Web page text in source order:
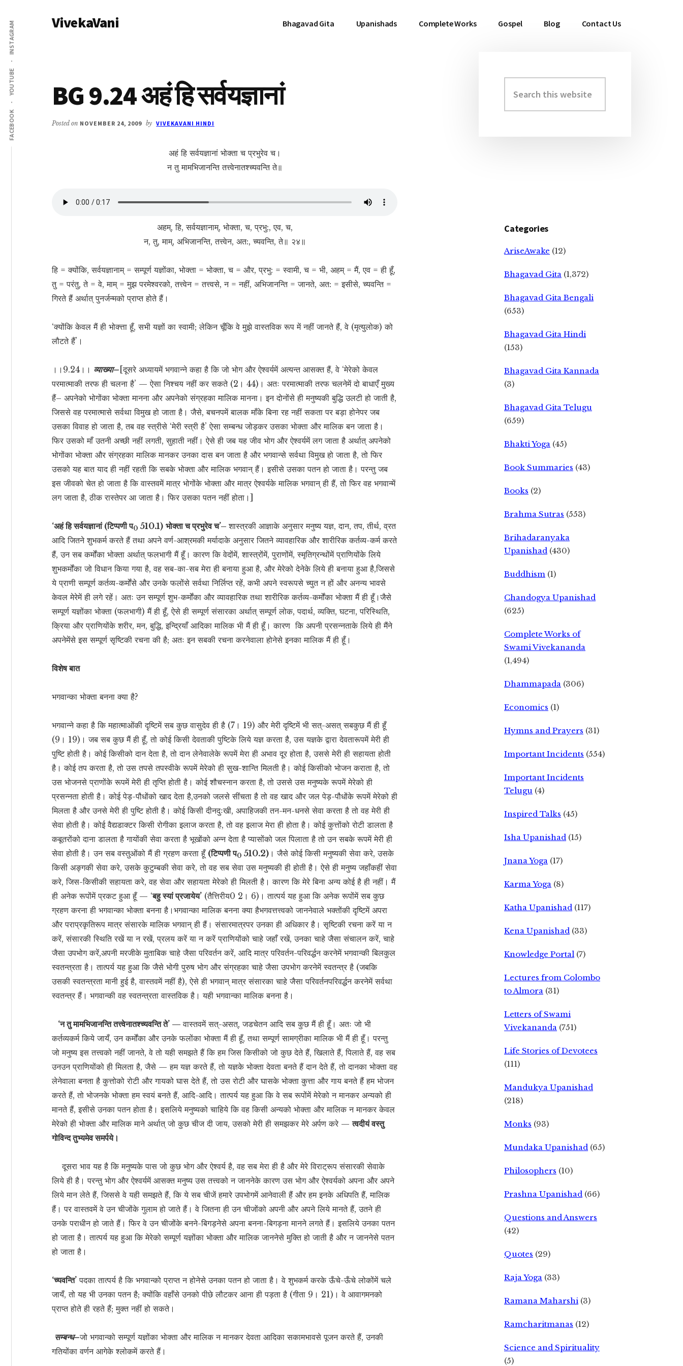
main
content
primary
sidebar
Additional
menu
FACEBOOK
YOUTUBE
INSTAGRAM VivekaVani Bhagavad Gita Upanishads Complete Works Gospel Blog Contact Us
BG 9.24 अहं हि सर्वयज्ञानां
Posted on NOVEMBER 24, 2009 by VIVEKAVANI HINDI
अहं हि सर्वयज्ञानां भोक्ता च प्रभुरेव च।
न तु मामभिजानन्ति तत्त्वेनातश्च्यवन्ति ते॥
अहम्, हि, सर्वयज्ञानाम्, भोक्ता, च, प्रभु:, एव, च,
न, तु, माम्, अभिजानन्ति, तत्त्वेन, अत:, च्यवन्ति, ते॥ २४॥
हि = क्योंकि, सर्वयज्ञानाम् = सम्पूर्ण यज्ञोंका, भोक्ता = भोक्ता, च = और, प्रभु: = स्वामी, च = भी, अहम् = मैं, एव = ही हूँ,
तु = परंतु, ते = वे, माम् = मुझ परमेश्वरको, तत्त्वेन = तत्त्वसे, न = नहीं, अभिजानन्ति = जानते, अत: = इसीसे, च्यवन्ति =
गिरते हैं अर्थात् पुनर्जन्मको प्राप्त होते हैं।
‘क्योंकि केवल मैं ही भोक्त्ता हूँ, सभी यज्ञों का स्वामी; लेकिन चूँकि वे मुझे वास्तविक रूप में नहीं जानते हैं, वे (मृत्युलोक) को
लौटते हैं’।
।।9.24।। व्याख्या– [दूसरे अध्यायमें भगवान्ने कहा है कि जो भोग और ऐश्वर्यमें अत्यन्त आसक्त हैं, वे ‘मेरेको केवल
परमात्माकी तरफ ही चलना है’ — ऐसा निश्चय नहीं कर सकते (2। 44)। अतः परमात्माकी तरफ चलनेमें दो बाधाएँ मुख्य
हैं– अपनेको भोगोंका भोक्ता मानना और अपनेको संग्रहका मालिक मानना। इन दोनोंसे ही मनुष्यकी बुद्धि उलटी हो जाती है,
जिससे वह परमात्मासे सर्वथा विमुख हो जाता है। जैसे, बचनपमें बालक माँके बिना रह नहीं सकता पर बड़ा होनेपर जब
उसका विवाह हो जाता है, तब वह स्त्रीसे ‘मेरी स्त्री है’ ऐसा सम्बन्ध जोड़कर उसका भोक्ता और मालिक बन जाता है।
फिर उसको माँ उतनी अच्छी नहीं लगती, सुहाती नहीं। ऐसे ही जब यह जीव भोग और ऐश्वर्यमें लग जाता है अर्थात् अपनेको
भोगोंका भोक्ता और संग्रहका मालिक मानकर उनका दास बन जाता है और भगवान्से सर्वथा विमुख हो जाता है, तो फिर
उसको यह बात याद ही नहीं रहती कि सबके भोक्ता और मालिक भगवान् हैं। इसीसे उसका पतन हो जाता है। परन्तु जब
इस जीवको चेत हो जाता है कि वास्तवमें मात्र भोगोंके भोक्ता और मात्र ऐश्वर्यके मालिक भगवान् ही हैं, तो फिर वह भगवान्में
लग जाता है, ठीक रास्तेपर आ जाता है। फिर उसका पतन नहीं होता।]
‘अहं हि सर्वयज्ञानां (टिप्पणी प0 510.1) भोक्ता च प्रभुरेव च’–शास्त्रकी आज्ञाके अनुसार मनुष्य यज्ञ, दान, तप, तीर्थ, व्रत
आदि जितने शुभकर्म करते हैं तथा अपने वर्ण-आश्रमकी मर्यादाके अनुसार जितने व्यावहारिक और शारीरिक कर्तव्य-कर्म करते
हैं, उन सब कर्मोंका भोक्ता अर्थात् फलभागी मैं हूँ। कारण कि वेदोंमें, शास्त्रोंमें, पुराणोंमें, स्मृतिग्रन्थोंमें प्राणियोंके लिये
शुभकर्मोंका जो विधान किया गया है, वह सब-का-सब मेरा ही बनाया हुआ है, और मेरेको देनेके लिये ही बनाया हुआ है,जिससे
ये प्राणी सम्पूर्ण कर्तव्य-कर्मोंसे और उनके फलोंसे सर्वथा निर्लिप्त रहें, कभी अपने स्वरूपसे च्युत न हों और अनन्य भावसे
केवल मेरेमें ही लगे रहें। अतः उन सम्पूर्ण शुभ-कर्मोंका और व्यावहारिक तथा शारीरिक कर्तव्य-कर्मोंका भोक्ता मैं ही हूँ।जैसे
सम्पूर्ण यज्ञोंका भोक्ता (फलभागी) मैं ही हूँ, ऐसे ही सम्पूर्ण संसारका अर्थात् सम्पूर्ण लोक, पदार्थ, व्यक्ति, घटना, परिस्थिति,
क्रिया और प्राणियोंके शरीर, मन, बुद्धि, इन्द्रियाँ आदिका मालिक भी मैं ही हूँ। कारण कि अपनी प्रसन्नताके लिये ही मैंने
अपनेमेंसे इस सम्पूर्ण सृष्टिकी रचना की है; अतः इन सबकी रचना करनेवाला होनेसे इनका मालिक मैं ही हूँ।
विशेष बात
भगवान्का भोक्ता बनना क्या है?
भगवान्ने कहा है कि महात्माओंकी दृष्टिमें सब कुछ वासुदेव ही है (7। 19) और मेरी दृष्टिमें भी सत्-असत् सबकुछ मैं ही हूँ
(9। 19)। जब सब कुछ मैं ही हूँ, तो कोई किसी देवताकी पुष्टिके लिये यज्ञ करता है, उस यज्ञके द्वारा देवतारूपमें मेरी ही
पुष्टि होती है। कोई किसीको दान देता है, तो दान लेनेवालेके रूपमें मेरा ही अभाव दूर होता है, उससे मेरी ही सहायता होती
है। कोई तप करता है, तो उस तपसे तपस्वीके रूपमें मेरेको ही सुख-शान्ति मिलती है। कोई किसीको भोजन कराता है, तो
उस भोजनसे प्राणोंके रूपमें मेरी ही तृप्ति होती है। कोई शौचस्नान करता है, तो उससे उस मनुष्यके रूपमें मेरेको ही
प्रसन्नता होती है। कोई पेड़-पौधोंको खाद देता है,उनको जलसे सींचता है तो वह खाद और जल पेड़-पौधोंके रूपमें मेरेको ही
मिलता है और उनसे मेरी ही पुष्टि होती है। कोई किसी दीनदुःखी, अपाहिजकी तन-मन-धनसे सेवा करता है तो वह मेरी ही
सेवा होती है। कोई वैद्यडाक्टर किसी रोगीका इलाज करता है, तो वह इलाज मेरा ही होता है। कोई कुत्तोंको रोटी डालता है
कबूतरोंको दाना डालता है गायोंकी सेवा करता है भूखोंको अन्न देता है प्यासोंको जल पिलाता है तो उन सबके रूपमें मेरी ही
सेवा होती है। उन सब वस्तुओंको मैं ही ग्रहण करता हूँ (टिप्पणी प0 510.2) । जैसे कोई किसी मनुष्यकी सेवा करे, उसके
किसी अङ्गकी सेवा करे, उसके कुटुम्बकी सेवा करे, तो वह सब सेवा उस मनुष्यकी ही होती है। ऐसे ही मनुष्य जहाँकहीं सेवा
करे, जिस-किसीकी सहायता करे, वह सेवा और सहायता मेरेको ही मिलती है। कारण कि मेरे बिना अन्य कोई है ही नहीं। मैं
ही अनेक रूपोंमें प्रकट हुआ हूँ — ‘बहु स्यां प्रजायेय’ (तैत्तिरीय0 2। 6)। तात्पर्य यह हुआ कि अनेक रूपोंमें सब कुछ
ग्रहण करना ही भगवान्का भोक्ता बनना है।भगवान्का मालिक बनना क्या हैभगवत्तत्त्वको जाननेवाले भक्तोंकी दृष्टिमें अपरा
और पराप्रकृतिरूप मात्र संसारके मालिक भगवान् ही हैं। संसारमात्रपर उनका ही अधिकार है। सृष्टिकी रचना करें या न
करें, संसारकी स्थिति रखें या न रखें, प्रलय करें या न करें प्राणियोंको चाहे जहाँ रखें, उनका चाहे जैसा संचालन करें, चाहे
जैसा उपभोग करें,अपनी मरजीके मुताबिक चाहे जैसा परिवर्तन करें, आदि मात्र परिवर्तन-परिवर्द्धन करनेमें भगवान्की बिलकुल
स्वतन्त्रता है। तात्पर्य यह हुआ कि जैसे भोगी पुरुष भोग और संग्रहका चाहे जैसा उपभोग करनेमें स्वतन्त्र है (जबकि
उसकी स्वतन्त्रता मानी हुई है, वास्तवमें नहीं है), ऐसे ही भगवान् मात्र संसारका चाहे जैसा परिवर्तनपरिवर्द्धन करनेमें सर्वथा
स्वतन्त्र हैं। भगवान्की वह स्वतन्त्रता वास्तविक है। यही भगवान्का मालिक बनना है।
‘न तु मामभिजानन्ति तत्त्वेनातश्च्यवन्ति ते’ —वास्तवमें सत्-असत्, जडचेतन आदि सब कुछ मैं ही हूँ। अतः जो भी
कर्तव्यकर्म किये जायँ, उन कर्मोंका और उनके फलोंका भोक्ता मैं ही हूँ, तथा सम्पूर्ण सामग्रीका मालिक भी मैं ही हूँ। परन्तु
जो मनुष्य इस तत्त्वको नहीं जानते, वे तो यही समझते हैं कि हम जिस किसीको जो कुछ देते हैं, खिलाते हैं, पिलाते हैं, वह सब
उनउन प्राणियोंको ही मिलता है, जैसे — हम यज्ञ करते हैं, तो यज्ञके भोक्ता देवता बनते हैं दान देते हैं, तो दानका भोक्ता वह
लेनेवाला बनता है कुत्तोको रोटी और गायको घास देते हैं, तो उस रोटी और घासके भोक्ता कुत्ता और गाय बनते हैं हम भोजन
करते हैं, तो भोजनके भोक्ता हम स्वयं बनते हैं, आदि-आदि। तात्पर्य यह हुआ कि वे सब रूपोंमें मेरेको न मानकर अन्यको ही
मानते हैं, इसीसे उनका पतन होता है। इसलिये मनुष्यको चाहिये कि वह किसी अन्यको भोक्ता और मालिक न मानकर केवल
मेरेको ही भोक्ता और मालिक माने अर्थात् जो कुछ चीज दी जाय, उसको मेरी ही समझकर मेरे अर्पण करे —त्वदीयं वस्तु
गोविन्द तुभ्यमेव समर्पये।
दूसरा भाव यह है कि मनुष्यके पास जो कुछ भोग और ऐश्वर्य है, वह सब मेरा ही है और मेरे विराट्रूप संसारकी सेवाके
लिये ही है। परन्तु भोग और ऐश्वर्यमें आसक्त मनुष्य उस तत्त्वको न जाननेके कारण उस भोग और ऐश्वर्यको अपना और अपने
लिये मान लेते हैं, जिससे वे यही समझते हैं, कि ये सब चीजें हमारे उपभोगमें आनेवाली हैं और हम इनके अधिपति हैं, मालिक
हैं। पर वास्तवमें वे उन चीजोंके गुलाम हो जाते हैं। वे जितना ही उन चीजोंको अपनी और अपने लिये मानते हैं, उतने ही
उनके पराधीन हो जाते हैं। फिर वे उन चीजोंके बनने-बिगड़नेसे अपना बनना-बिगड़ना मानने लगते हैं। इसलिये उनका पतन
हो जाता है। तात्पर्य यह हुआ कि मेरेको सम्पूर्ण यज्ञोंका भोक्ता और मालिक जाननेसे मुक्ति हो जाती है और न जाननेसे पतन
हो जाता है।
‘च्यवन्ति’ पदका तात्पर्य है कि भगवान्को प्राप्त न होनेसे उनका पतन हो जाता है। वे शुभकर्म करके ऊँचे-ऊँचे लोकोंमें चले
जायँ, तो यह भी उनका पतन है; क्योंकि वहाँसे उनको पीछे लौटकर आना ही पड़ता है (गीता 9। 21)। वे आवागमनको
प्राप्त होते ही रहते हैं; मुक्त नहीं हो सकते।
सम्बन्ध–जो भगवान्को सम्पूर्ण यज्ञोंका भोक्ता और मालिक न मानकर देवता आदिका सकामभावसे पूजन करते हैं, उनकी
गतियोंका वर्णन आगेके श्लोकमें करते हैं।
Primary
Sidebar
this
website
Categories
AriseAwake (12)
Bhagavad Gita (1,372)
Bhagavad Gita Bengali
(653)
Bhagavad Gita Hindi
(153)
Bhagavad Gita Kannada
(3)
Bhagavad Gita Telugu
(659)
Bhakti Yoga (45)
Book Summaries (43)
Books (2)
Brahma Sutras (553)
Brihadaranyaka
Upanishad (430)
Buddhism (1)
Chandogya Upanishad
(625)
Complete Works of
Swami Vivekananda
(1,494)
Dhammapada (306)
Economics (1)
Hymns and Prayers (31)
Important Incidents (554)
Important Incidents
Telugu (4)
Inspired Talks (45)
Isha Upanishad (15)
Jnana Yoga (17)
Karma Yoga (8)
Katha Upanishad (117)
Kena Upanishad (33)
Knowledge Portal (7)
Lectures from Colombo
to Almora (31)
Letters of Swami
Vivekananda (751)
Life Stories of Devotees
(111)
Mandukya Upanishad
(218)
Monks (93)
Mundaka Upanishad (65)
Philosophers (10)
Prashna Upanishad (66)
Questions and Answers
(42)
Quotes (29)
Raja Yoga (33)
Ramana Maharshi (3)
Ramcharitmanas (12)
Science and Spirituality
(5)